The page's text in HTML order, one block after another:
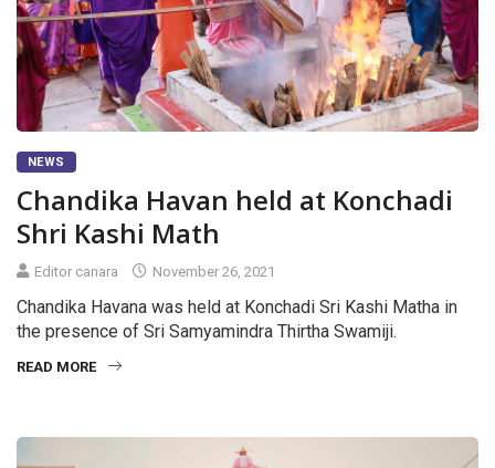
NEWS
Chandika Havan held at Konchadi
Shri Kashi Math
Editor canara November 26, 2021
Chandika Havana was held at Konchadi Sri Kashi Matha in
the presence of Sri Samyamindra Thirtha Swamiji.
READ MORE